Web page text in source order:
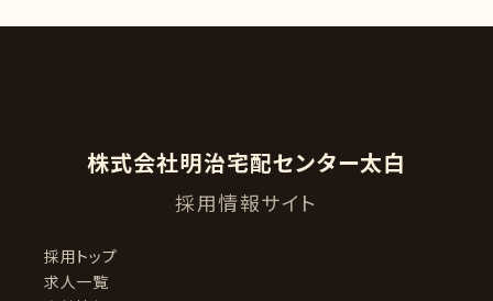
株式会社明治宅配センター太白
採用情報サイト
採用トップ
求人一覧